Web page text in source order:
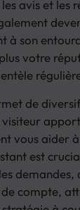
avis et les
à son
votre
de
vous aider
est
demandes,
compte,